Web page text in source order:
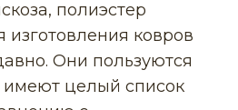
полиэстер
изготовления ковров
Они пользуются
целый список